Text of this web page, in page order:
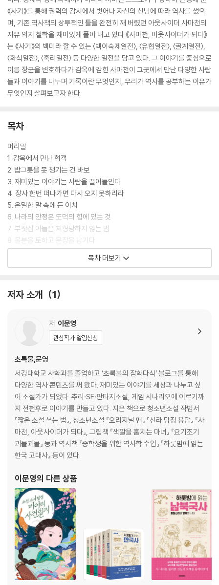
《사기》를 통해 권력의 감시에서 벗어나 자신의 신념에 따라 역사를 썼으
며, 기존 역사책의 상투적인 틀을 완전히 깨 버렸던 아웃사이더 사마천의
자유 의지 철학을 재미있게 풀어 내고 있다.《사마천, 아웃사이더가 되다》
는 《사기》의 백미라 할 수 있는 〈백이숙제열전〉, 〈유협열전〉, 〈골계열전〉,
〈화식열전〉, 〈혹리열전〉 등 다양한 열전을 담고 있다. 그 이야기를 중심으로
이릉 장군을 변호하다가 감옥에 갇힌 사마천이 그곳에서 만난 다양한 사람
들과 이야기를 나누며 기록이란 무엇인지, 우리가 역사를 공부하는 이유가
무엇인지 살펴보고자 한다.
목차
머리말
1. 감옥에서 만난 협객
2. 밥그릇을 못 챙기는 건 바보
3. 재미있는 이야기는 사람을 끌어들인다
4. 장사 한번 떠나가면 다시 오지 못하리라
5. 은밀한 말 속에 든 이치
6. 나라의 안정은 도덕의 힘에 있는 것
7. 부잣집 아들은 처형당하지 않는 법
8. 울분을 토하고 문장을 남기다
읽고 풀기
목차 더보기
저자 소개 1
저 이문영
관심작가 알림신청
초록불,문영
서강대학교 사학과를 졸업하고 ‘초록불의 잡학다식’ 블로그를 통해
다양한 역사 콘텐츠를 써 왔다. 재미있는 이야기를 세상과 나누고 싶
어 소설가가 되었다. 추리·SF·판타지소설, 게임 시나리오에 이르기까
지 전천후로 이야기를 만들고 있다. 지은 책으로 청소년소설 작법서
『짧은 소설 쓰는 법』, 청소년소설 『오리지널 맨』 『신라 탐정 용담』 『사
마천, 아웃사이더가 되다』, 그림책 『색깔을 훔치는 마녀』 『요기조기
괴물괴물』 등과 역사책 『중학생을 위한 역사학 수업』 『하룻밤에 읽는
한국 고대사』 등이 있다.
이문영의 다른 상품